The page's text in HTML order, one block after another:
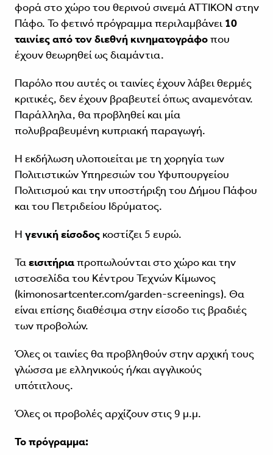
φορά στο χώρο του θερινού σινεμά ΑΤΤΙΚΟΝ στην
Πάφο. Το φετινό πρόγραμμα περιλαμβάνει 10
ταινίες από τον διεθνή κινηματογράφοπου
έχουν θεωρηθεί ως διαμάντια.
Παρόλο που αυτές οι ταινίες έχουν λάβει θερμές
κριτικές, δεν έχουν βραβευτεί όπως αναμενόταν.
Παράλληλα, θα προβληθεί και μία
πολυβραβευμένη κυπριακή παραγωγή.
Η εκδήλωση υλοποιείται με τη χορηγία των
Πολιτιστικών Υπηρεσιών του Υφυπουργείου
Πολιτισμού και την υποστήριξη του Δήμου Πάφου
και του Πετριδείου Ιδρύματος.
Η γενική είσοδοςκοστίζει 5 ευρώ.
Ταεισιτήριαπροπωλούνται στο χώρο και την
ιστοσελίδα του Κέντρου Τεχνών Κίμωνος
(kimonosartcenter.com/garden-screenings). Θα
είναι επίσης διαθέσιμα στην είσοδο τις βραδιές
των προβολών.
Όλες οι ταινίες θα προβληθούν στην αρχική τους
γλώσσα με ελληνικούς ή/και αγγλικούς
υπότιτλους.
Όλες οι προβολές αρχίζουν στις 9 μ.μ.
Το πρόγραμμα: